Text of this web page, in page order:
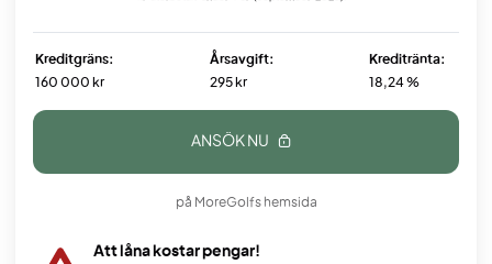
Kreditgräns:
160 000 kr
Årsavgift:
295 kr
Kreditränta:
18,24 %
ANSÖK NU
på MoreGolfs hemsida
Att låna kostar pengar!